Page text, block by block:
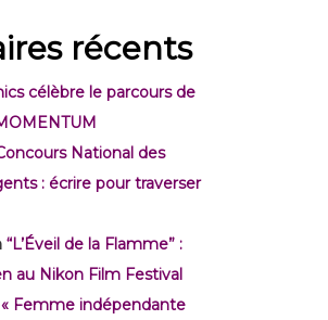
récents
célèbre le parcours de
National des
: écrire pour traverser
“L’Éveil de la Flamme” :
au Nikon Film Festival
« Femme indépendante